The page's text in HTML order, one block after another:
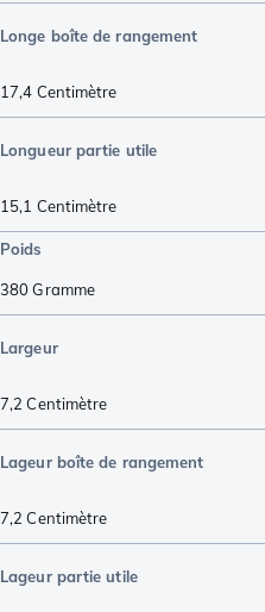
Longe boîte de rangement
17,4 Centimètre
Longueur partie utile
15,1 Centimètre
Poids
380Gramme
Largeur
7,2 Centimètre
Lageur boîte de rangement
7,2 Centimètre
Lageur partie utile